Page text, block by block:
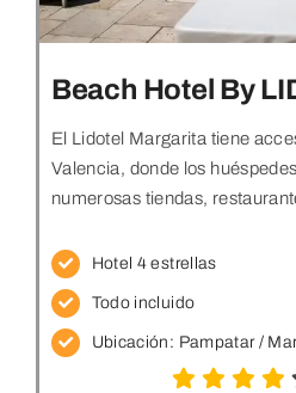
Beach Hotel By
El Lidotel Margarita tiene
Valencia, donde los
numerosas tiendas,
Hotel 4 estrellas
Todo incluido
Ubicación: Pampatar/